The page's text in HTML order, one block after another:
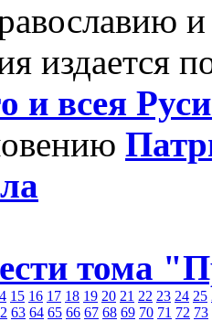
издается
и всея
тома
15 16 17 18 19 20 21 22 23 24 25
63 64 65 66 67 68 69 70 71 72 73